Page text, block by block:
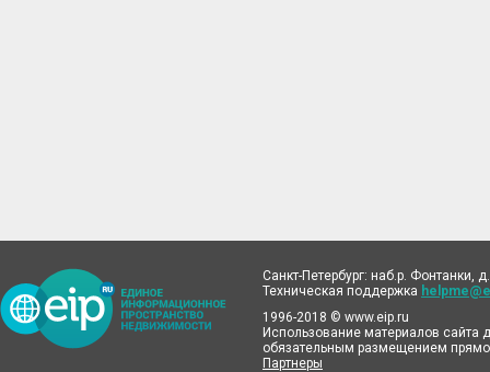
Санкт-Петербург: наб.р. Фонтанки,
Техническая поддержка
1996-2018 © www.eip.ru
Использование материалов сайта
обязательным размещением
Партнеры